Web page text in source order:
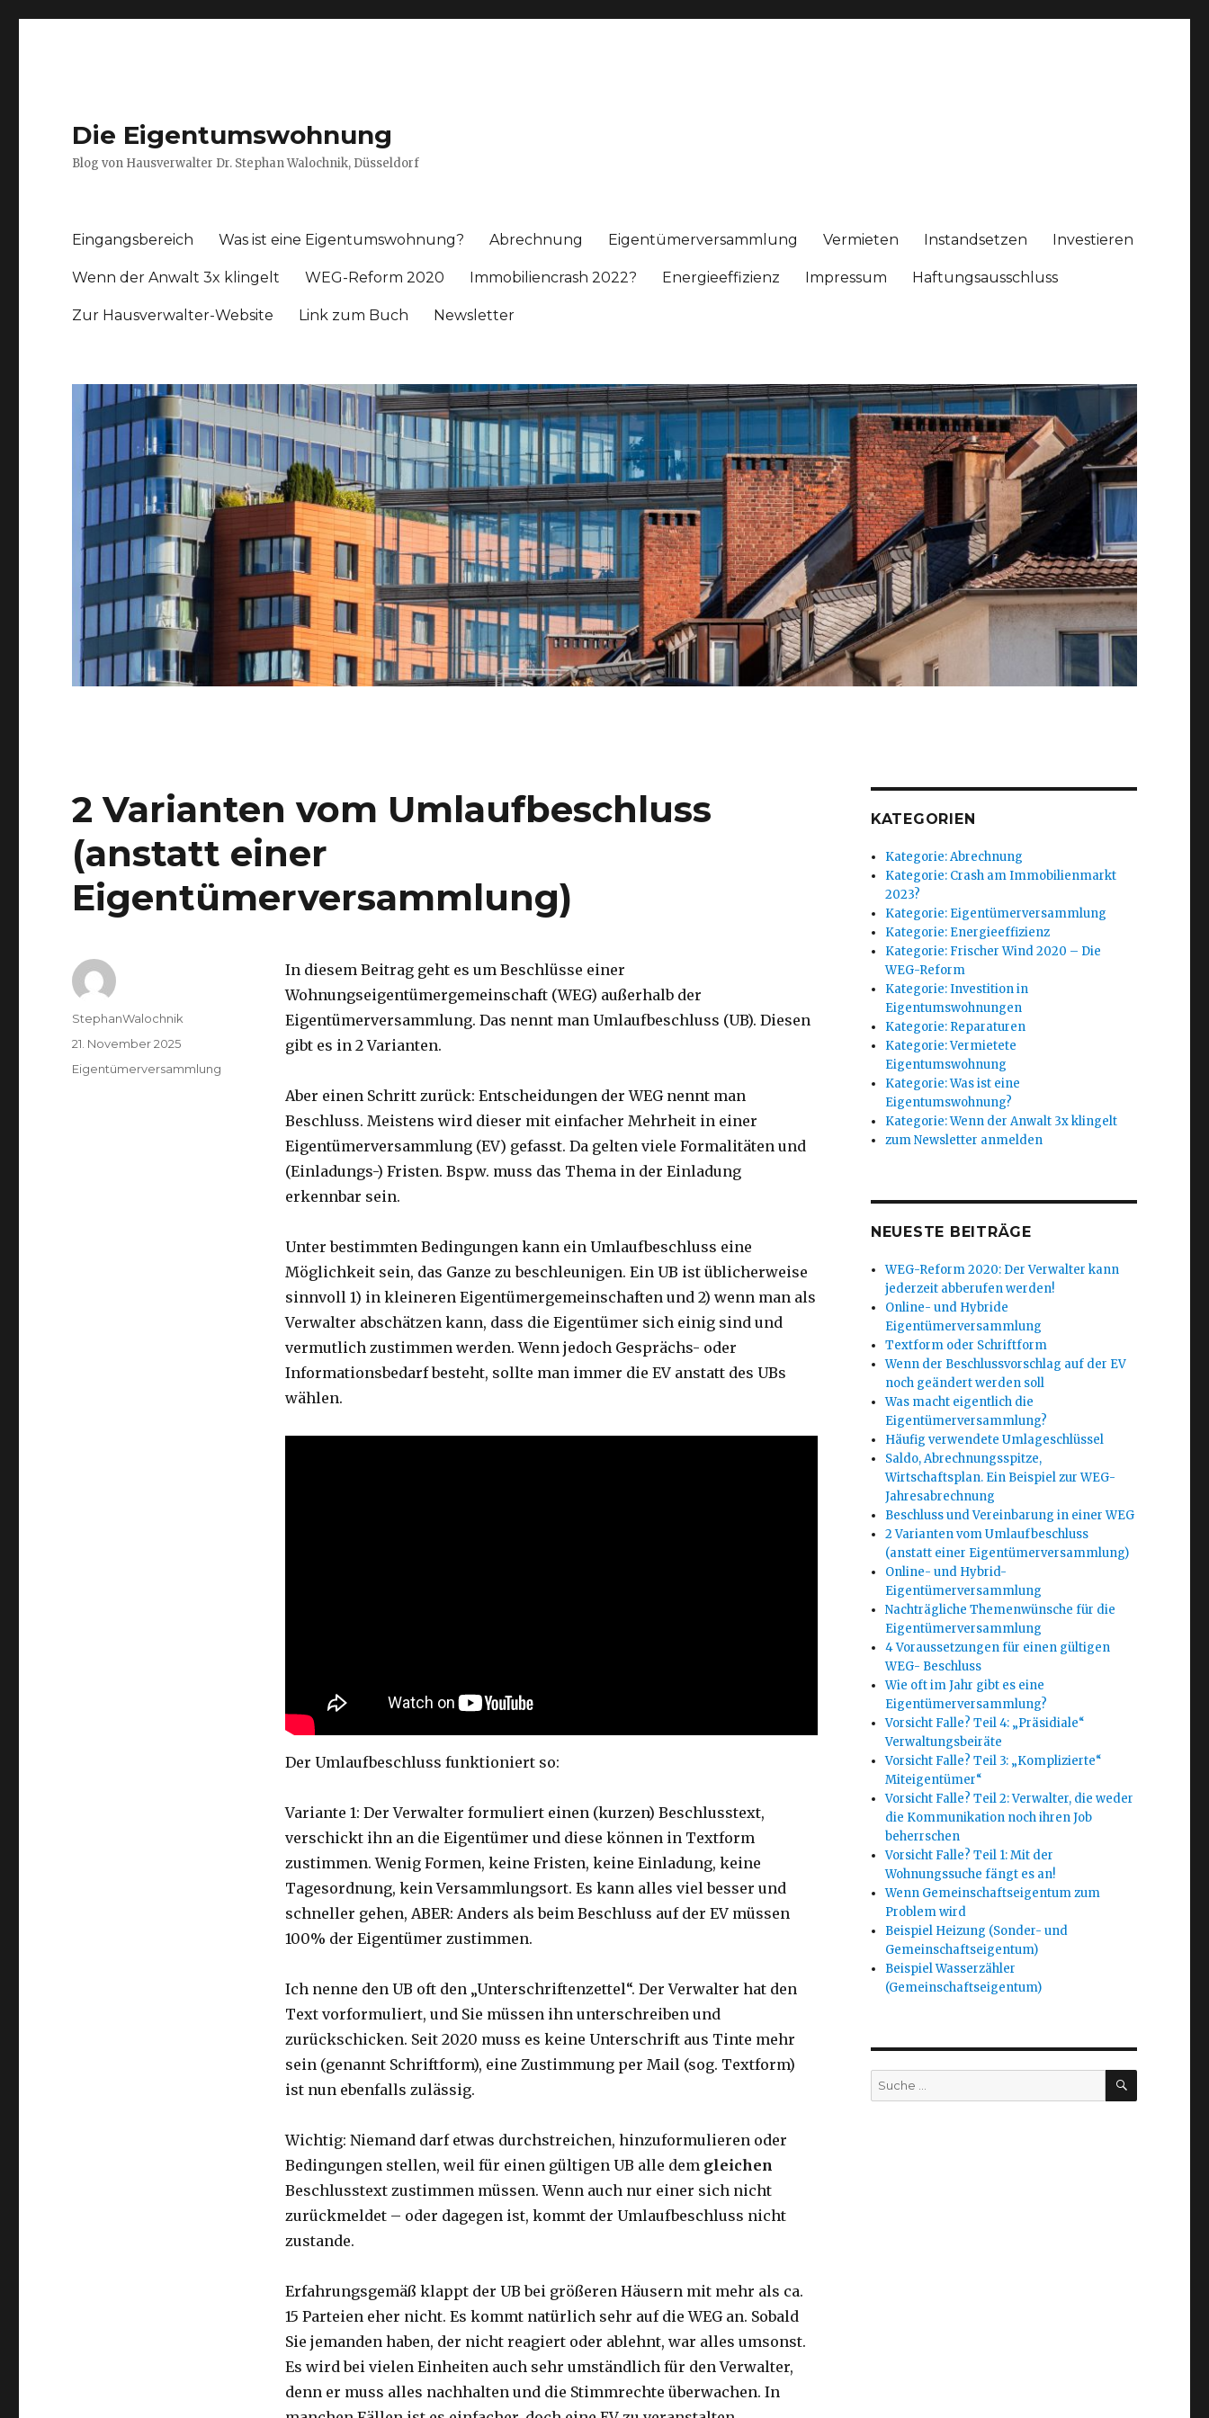
Die Eigentumswohnung
Blog von Hausverwalter Dr. Stephan Walochnik, Düsseldorf
Eingangsbereich Was ist eine Eigentumswohnung? Abrechnung Eigentümerversammlung Vermieten Instandsetzen Investieren
Wenn der Anwalt 3x klingelt WEG-Reform 2020 Immobiliencrash 2022? Energieeffizienz Impressum Haftungsausschluss
Zur Hausverwalter-Website Link zum Buch Newsletter
2 Varianten vom Umlaufbeschluss
(anstatt einer
Eigentümerversammlung)
In diesem Beitrag geht es um Beschlüsse einer
Wohnungseigentümergemeinschaft (WEG) außerhalb der
Eigentümerversammlung. Das nennt man Umlaufbeschluss (UB). Diesen
gibt es in 2 Varianten.
Aber einen Schritt zurück: Entscheidungen der WEG nennt man
Beschluss. Meistens wird dieser mit einfacher Mehrheit in einer
Eigentümerversammlung (EV) gefasst. Da gelten viele Formalitäten und
(Einladungs-) Fristen. Bspw. muss das Thema in der Einladung
erkennbar sein.
Unter bestimmten Bedingungen kann ein Umlaufbeschluss eine
Möglichkeit sein, das Ganze zu beschleunigen. Ein UB ist üblicherweise
sinnvoll 1) in kleineren Eigentümergemeinschaften und 2) wenn man als
Verwalter abschätzen kann, dass die Eigentümer sich einig sind und
vermutlich zustimmen werden. Wenn jedoch Gesprächs- oder
Informationsbedarf besteht, sollte man immer die EV anstatt des UBs
wählen.
Der Umlaufbeschluss funktioniert so:
Variante 1: Der Verwalter formuliert einen (kurzen) Beschlusstext,
verschickt ihn an die Eigentümer und diese können in Textform
zustimmen. Wenig Formen, keine Fristen, keine Einladung, keine
Tagesordnung, kein Versammlungsort. Es kann alles viel besser und
schneller gehen, ABER: Anders als beim Beschluss auf der EV müssen
100% der Eigentümer zustimmen.
Ich nenne den UB oft den „Unterschriftenzettel“. Der Verwalter hat den
Text vorformuliert, und Sie müssen ihn unterschreiben und
zurückschicken. Seit 2020 muss es keine Unterschrift aus Tinte mehr
sein (genannt Schriftform), eine Zustimmung per Mail (sog. Textform)
ist nun ebenfalls zulässig.
Wichtig: Niemand darf etwas durchstreichen, hinzuformulieren oder
Bedingungen stellen, weil für einen gültigen UB alle dem gleichen
Beschlusstext zustimmen müssen. Wenn auch nur einer sich nicht
zurückmeldet – oder dagegen ist, kommt der Umlaufbeschluss nicht
zustande.
Erfahrungsgemäß klappt der UB bei größeren Häusern mit mehr als ca.
15 Parteien eher nicht. Es kommt natürlich sehr auf die WEG an. Sobald
Sie jemanden haben, der nicht reagiert oder ablehnt, war alles umsonst.
Es wird bei vielen Einheiten auch sehr umständlich für den Verwalter,
denn er muss alles nachhalten und die Stimmrechte überwachen. In
Autor
StephanWalochnik
Veröffentlicht
am
21. November 2025
Kategorien
Eigentümerversammlung
KATEGORIEN
Kategorie: Abrechnung
Kategorie: Crash am Immobilienmarkt
2023?
Kategorie: Eigentümerversammlung
Kategorie: Energieeffizienz
Kategorie: Frischer Wind 2020 – Die
WEG-Reform
Kategorie: Investition in
Eigentumswohnungen
Kategorie: Reparaturen
Kategorie: Vermietete
Eigentumswohnung
Kategorie: Was ist eine
Eigentumswohnung?
Kategorie: Wenn der Anwalt 3x klingelt
zum Newsletter anmelden
NEUESTE BEITRÄGE
WEG-Reform 2020: Der Verwalter kann
jederzeit abberufen werden!
Online- und Hybride
Eigentümerversammlung
Textform oder Schriftform
Wenn der Beschlussvorschlag auf der EV
noch geändert werden soll
Was macht eigentlich die
Eigentümerversammlung?
Häufig verwendete Umlageschlüssel
Saldo, Abrechnungsspitze,
Wirtschaftsplan. Ein Beispiel zur WEG-
Jahresabrechnung
Beschluss und Vereinbarung in einer WEG
2 Varianten vom Umlaufbeschluss
(anstatt einer Eigentümerversammlung)
Online- und Hybrid-
Eigentümerversammlung
Nachträgliche Themenwünsche für die
Eigentümerversammlung
4 Voraussetzungen für einen gültigen
WEG- Beschluss
Wie oft im Jahr gibt es eine
Eigentümerversammlung?
Vorsicht Falle? Teil 4: „Präsidiale“
Verwaltungsbeiräte
Vorsicht Falle? Teil 3: „Komplizierte“
Miteigentümer“
Vorsicht Falle? Teil 2: Verwalter, die weder
die Kommunikation noch ihren Job
beherrschen
Vorsicht Falle? Teil 1: Mit der
Wohnungssuche fängt es an!
Wenn Gemeinschaftseigentum zum
Problem wird
Beispiel Heizung (Sonder- und
Gemeinschaftseigentum)
Beispiel Wasserzähler
(Gemeinschaftseigentum)
Suche
nach:
SUCHEN